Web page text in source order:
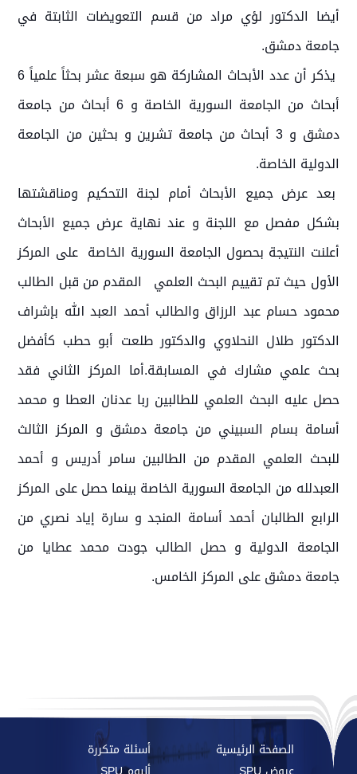
أيضا الدكتور لؤي مراد من قسم التعويضات الثابتة في
جامعة دمشق.
يذكر أن عدد الأبحاث المشاركة هو سبعة عشر بحثاً علمياً 6
أبحاث من الجامعة السورية الخاصة و 6 أبحاث من جامعة
دمشق و 3 أبحاث من جامعة تشرين و بحثين من الجامعة
الدولية الخاصة.
بعد عرض جميع الأبحاث أمام لجنة التحكيم ومناقشتها
بشكل مفصل مع اللجنة و عند نهاية عرض جميع الأبحاث
أعلنت النتيجة بحصول الجامعة السورية الخاصة على المركز
الأول حيث تم تقييم البحث العلمي المقدم من قبل الطالب
محمود حسام عبد الرزاق والطالب أحمد العبد الله بإشراف
الدكتور طلال النحلاوي والدكتور طلعت أبو حطب كأفضل
بحث علمي مشارك في المسابقة.أما المركز الثاني فقد
حصل عليه البحث العلمي للطالبين ربا عدنان العطا و محمد
أسامة بسام السبيني من جامعة دمشق و المركز الثالث
للبحث العلمي المقدم من الطالبين سامر أدريس و أحمد
العبدلله من الجامعة السورية الخاصة بينما حصل على المركز
الرابع الطالبان أحمد أسامة المنجد و سارة إياد نصري من
الجامعة الدولية و حصل الطالب جودت محمد عطايا من
جامعة دمشق على المركز الخامس.
الصفحة الرئيسية
أسئلة متكررة